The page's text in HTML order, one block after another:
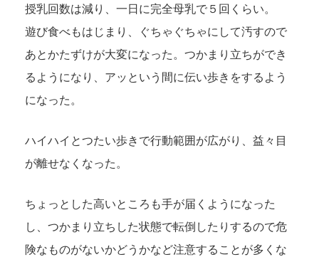
授乳回数は減り、一日に完全母乳で５回くらい。
遊び食べもはじまり、ぐちゃぐちゃにして汚すので
あとかたずけが大変になった。つかまり立ちができ
るようになり、アッという間に伝い歩きをするよう
になった。
ハイハイとつたい歩きで行動範囲が広がり、益々目
が離せなくなった。
ちょっとした高いところも手が届くようになった
し、つかまり立ちした状態で転倒したりするので危
険なものがないかどうかなど注意することが多くな